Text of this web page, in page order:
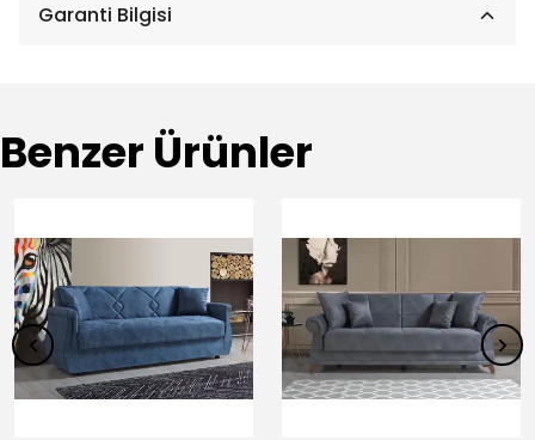
Garanti Bilgisi
Benzer Ürünler